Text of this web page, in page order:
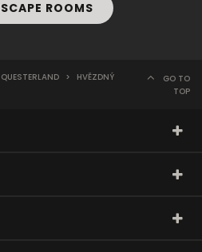
ROOMS
QUESTERLAND >
HVĚZDNÝ
GO TO
TOP